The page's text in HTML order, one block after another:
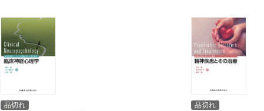
品切れ
品切れ